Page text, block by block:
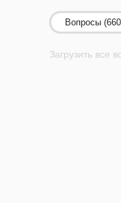
Вопросы
Загрузить все